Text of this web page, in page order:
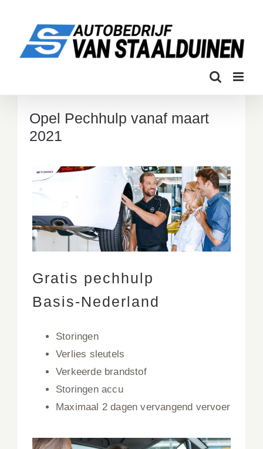
inhoud
Opel Pechhulp vanaf maart
2021
Gratis pechhulp
Basis-Nederland
Storingen
Verlies sleutels
Verkeerde brandstof
Storingen accu
Maximaal 2 dagen vervangend vervoer